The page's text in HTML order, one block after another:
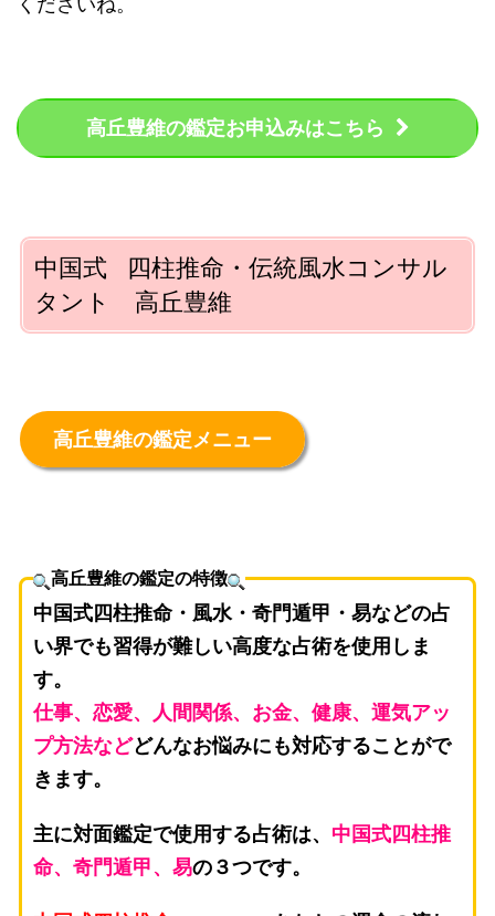
高丘豊維の鑑定お申込みはこちら
中国式 四柱推命・伝統風水コンサル
タント 高丘豊維
高丘豊維の鑑定メニュー
高丘豊維の鑑定の特徴
中国式四柱推命・風水・奇門遁甲・易などの占
い界でも習得が難しい高度な占術を使用しま
す。
仕事、恋愛、人間関係、お金、健康、運気アッ
プ方法などどんなお悩みにも対応することがで
きます。
主に対面鑑定で使用する占術は、 中国式四柱推
命、奇門遁甲、易の３つです。